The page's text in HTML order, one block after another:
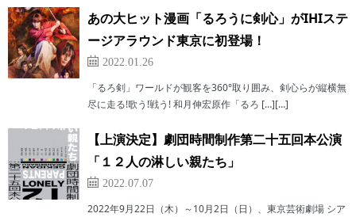
あの大ヒット漫画「るろうに剣心」がIHIステ
ージアラウンド東京に初登場！
2022.01.26
「るろ剣」ワールドが観客を360°取り囲み、剣心らが縦横無
尽に走る!歌う!戦う! 和月伸宏原作「るろ […][…]
【上演決定】劇団時間制作第二十五回本公演
「１２人の淋しい親たち」
2022.07.07
2022年9月22日（木）～10月2日（日）、東京芸術劇場 シア